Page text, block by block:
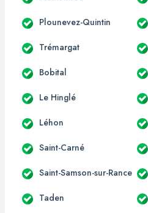
Plounevez-Quintin
Trémargat
Bobital
Le Hinglé
Léhon
Saint-Carné
Saint-Samson-sur-Rance
Taden